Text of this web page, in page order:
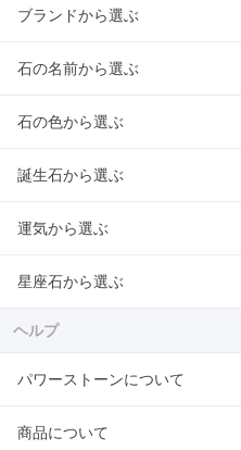
ブランドから選ぶ
石の名前から選ぶ
石の色から選ぶ
誕生石から選ぶ
運気から選ぶ
星座石から選ぶ
ヘルプ
パワーストーンについて
商品について